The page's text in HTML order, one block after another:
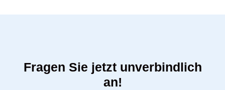
Fragen Sie jetzt unverbindlich
an!